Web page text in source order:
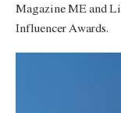
Magazine ME and
Influencer Awards.